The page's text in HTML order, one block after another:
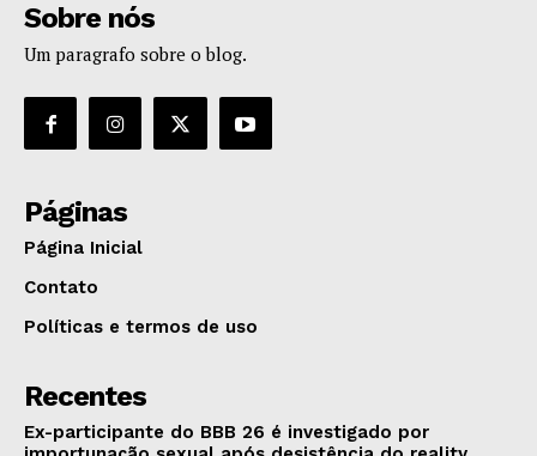
Sobre nós
Um paragrafo sobre o blog.
Páginas
Página Inicial
Contato
Políticas e termos de uso
Recentes
Ex-participante do BBB 26 é investigado por